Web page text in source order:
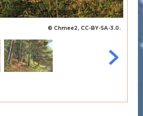
© Chmee2, CC-BY-SA-3.0.